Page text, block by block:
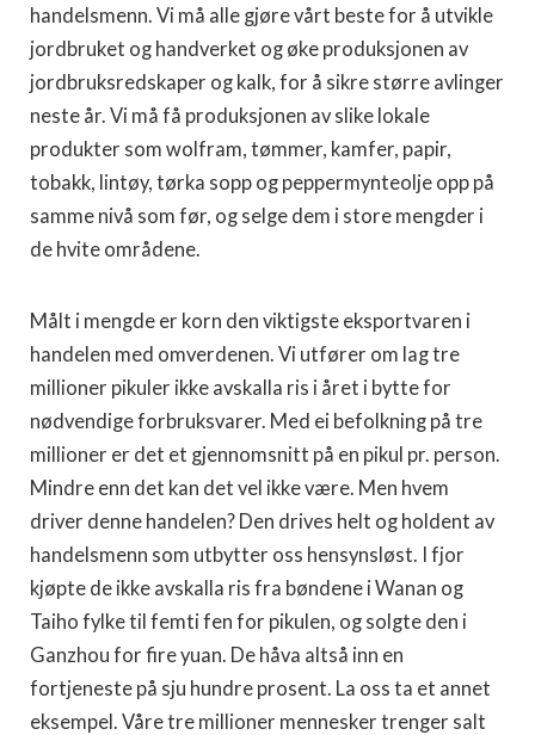
handelsmenn. Vi må alle gjøre vårt beste for å utvikle
jordbruket og handverket og øke produksjonen av
jordbruksredskaper og kalk, for å sikre større avlinger
neste år. Vi må få produksjonen av slike lokale
produkter som wolfram, tømmer, kamfer, papir,
tobakk, lintøy, tørka sopp og peppermynteolje opp på
samme nivå som før, og selge dem i store mengder i
de hvite områdene.
Målt i mengde er korn den viktigste eksportvaren i
handelen med omverdenen. Vi utfører om lag tre
millioner pikuler ikke avskalla ris i året i bytte for
nødvendige forbruksvarer. Med ei befolkning på tre
millioner er det et gjennomsnitt på en pikul pr. person.
Mindre enn det kan det vel ikke være. Men hvem
driver denne handelen? Den drives helt og holdent av
handelsmenn som utbytter oss hensynsløst. I fjor
kjøpte de ikke avskalla ris fra bøndene i Wanan og
Taiho fylke til femti fen for pikulen, og solgte den i
Ganzhou for fire yuan. De håva altså inn en
fortjeneste på sju hundre prosent. La oss ta et annet
eksempel. Våre tre millioner mennesker trenger salt